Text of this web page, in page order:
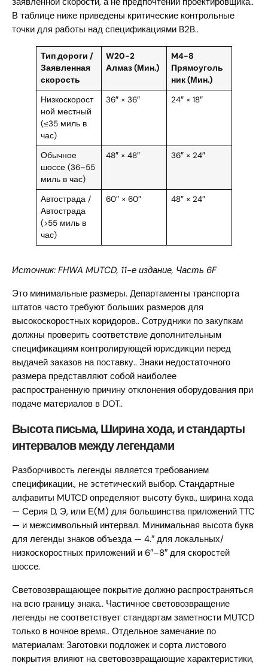
В таблице ниже приведены критические контрольные
точки для работы над спецификациями B2B..
Тип дороги /
Заявленная
скорость
W20-2
Алмаз (Мин.)
M4-8
Прямоуголь
ник (Мин.)
Низкоскорост
ной местный
(≤35 миль в
час)
36″ × 36″ 24″ × 18″
Обычное
шоссе (36–55
миль в час)
48″ × 48″ 36″ × 24″
Автострада /
Автострада
(>55 миль в
час)
60″ × 60″ 48″ × 24″
Источник: FHWA MUTCD, 11-е издание, Часть 6F
Это минимальные размеры. Департаменты транспорта
штатов часто требуют больших размеров для
высокоскоростных коридоров.. Сотрудники по закупкам
должны проверить соответствие дополнительным
спецификациям контролирующей юрисдикции перед
выдачей заказов на поставку.. Знаки недостаточного
размера представляют собой наиболее
распространенную причину отклонения оборудования при
подаче материалов в DOT..
Высота письма, Ширина хода, и стандарты
интервалов между легендами
Разборчивость легенды является требованием
спецификации., не эстетический выбор. Стандартные
алфавиты MUTCD определяют высоту букв., ширина хода
— Серия D, Э, или Е(М) для большинства приложений TTC
— и межсимвольный интервал. Минимальная высота букв
для легенды знаков объезда — 4.″ для локальных/
низкоскоростных приложений и 6″–8″ для скоростей
шоссе.
Световозвращающее покрытие должно распространяться
на всю границу знака.. Частичное световозвращение
легенды не соответствует стандартам заметности MUTCD
только в ночное время.. Отдельное замечание по
материалам: Заготовки подложек и сорта листового
покрытия влияют на световозвращающие характеристики,